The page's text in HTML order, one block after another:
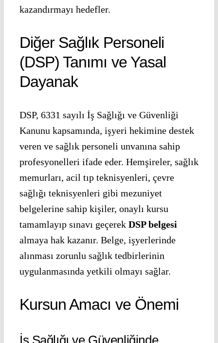
kazandırmayı hedefler.
Diğer Sağlık Personeli
(DSP) Tanımı ve Yasal
Dayanak
DSP, 6331 sayılı İş Sağlığı ve Güvenliği
Kanunu kapsamında, işyeri hekimine destek
veren ve sağlık personeli unvanına sahip
profesyonelleri ifade eder. Hemşireler, sağlık
memurları, acil tıp teknisyenleri, çevre
sağlığı teknisyenleri gibi mezuniyet
belgelerine sahip kişiler, onaylı kursu
tamamlayıp sınavı geçerek DSP belgesi
almaya hak kazanır. Belge, işyerlerinde
alınması zorunlu sağlık tedbirlerinin
uygulanmasında yetkili olmayı sağlar.
Kursun Amacı ve Önemi
İş Sağlığı ve Güvenliğinde